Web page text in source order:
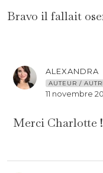
Bravo il fallait
ALEXANDRA
AUTEUR /
11 novembre
Merci Charlotte